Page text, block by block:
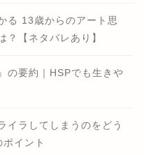
る 13歳からのアート思
？【ネタバレあり】
の要約｜HSPでも生きや
イラしてしまうのをどう
イント